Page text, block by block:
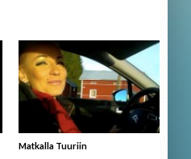
Matkalla Tuuriin